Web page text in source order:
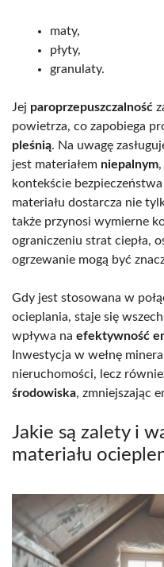
maty,
płyty,
granulaty.
Jej paroprzepuszczalność
powietrza, co zapobiega
pleśnią. Na uwagę
jest materiałem niepalnym
kontekście
materiału dostarcza nie
także przynosi wymierne
ograniczeniu strat ciepła,
ogrzewanie mogą być
Gdy jest stosowana w
ocieplania, staje się
wpływa na efektywność
Inwestycja w wełnę
nieruchomości, lecz
środowiska, zmniejszając
Jakie są zalety i
materiału